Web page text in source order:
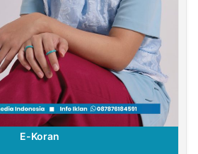
E-Koran